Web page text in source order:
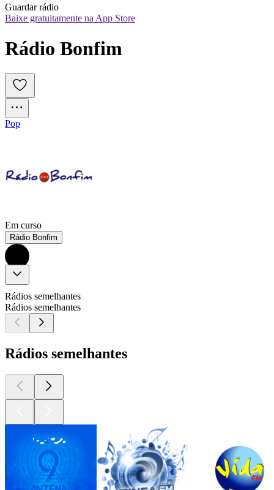
Guardar rádio
Baixe gratuitamente na App Store
Rádio Bonfim
Pop
Em curso
Rádio Bonfim
Rádios semelhantes
Rádios semelhantes
Rádios semelhantes